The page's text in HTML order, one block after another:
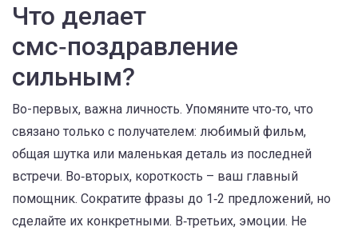
Что делает
смс‑поздравление
сильным?
Во-первых, важна личность. Упомяните что‑то, что
связано только с получателем: любимый фильм,
общая шутка или маленькая деталь из последней
встречи. Во‑вторых, короткость – ваш главный
помощник. Сократите фразы до 1‑2 предложений, но
сделайте их конкретными. В‑третьих, эмоции. Не